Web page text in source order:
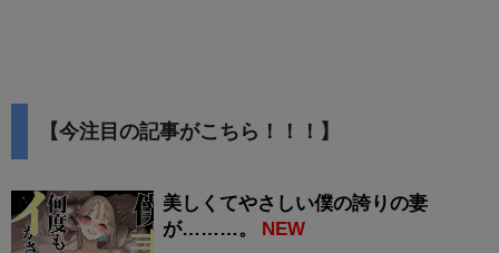
【今注目の記事がこちら！！！】
美しくてやさしい僕の誇りの妻
が………。
NEW